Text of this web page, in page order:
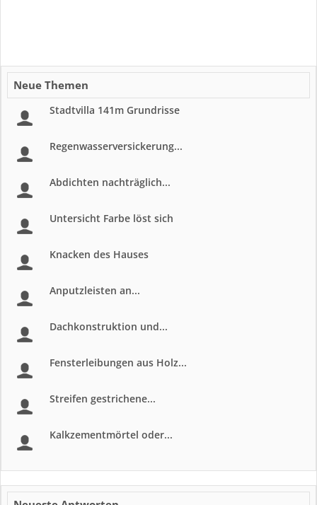
Neue Themen
Stadtvilla 141m Grundrisse
Regenwasserversickerung...
Abdichten nachträglich...
Untersicht Farbe löst sich
Knacken des Hauses
Anputzleisten an...
Dachkonstruktion und...
Fensterleibungen aus Holz...
Streifen gestrichene...
Kalkzementmörtel oder...